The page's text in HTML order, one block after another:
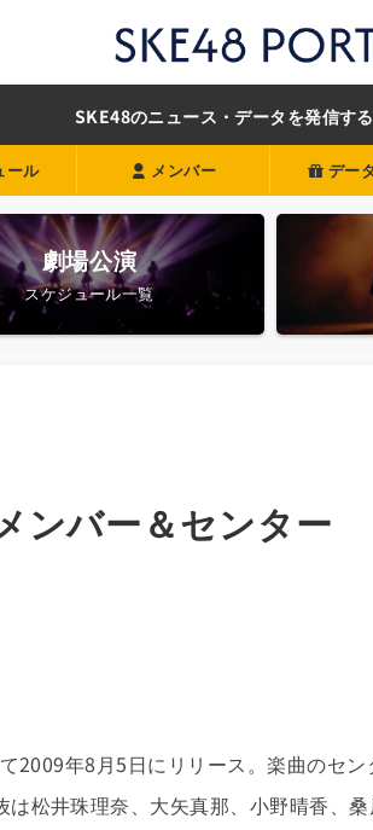
SKE48のニュース・データを発信す
ール メンバー デー
劇場公演
スケジュール一覧
ンバー＆センター
2009年8月5日にリリース。楽曲のセ
松井珠理奈、大矢真那、小野晴香、桑